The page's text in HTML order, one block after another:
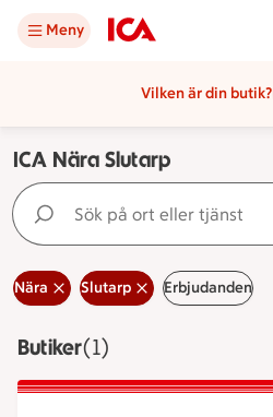
Meny
Vilken är din butik?
ICA Nära Slutarp
Sök på ort eller tjänst
Nära Slutarp Erbjudanden
ButikerVisar 1 stycken
(1)